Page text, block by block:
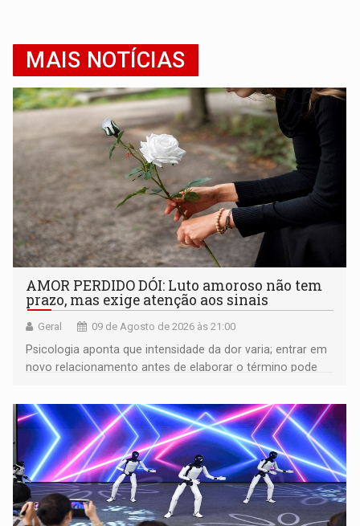
MAIS NOTÍCIAS
AMOR PERDIDO DÓI: Luto amoroso não tem
prazo, mas exige atenção aos sinais
Geral 09 de Agosto de 2026 às 21:00
Psicologia aponta que intensidade da dor varia; entrar em
novo relacionamento antes de elaborar o término pode